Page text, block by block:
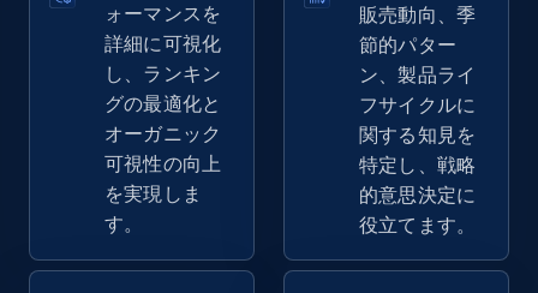
2.5K+ 359+ 今すぐ始める
eBay - Collect products from shops on eBay
URL, Product id, Title, Seller name, Seller rating,
Seller reviews, Breadcrumbs, Root category, and
ォーマンスを
詳細に可視化
し、ランキン
グの最適化と
オーガニック
可視性の向上
を実現しま
す。
販売動向、季
節的パター
ン、製品ライ
フサイクルに
関する知見を
特定し、戦略
的意思決定に
役立てます。